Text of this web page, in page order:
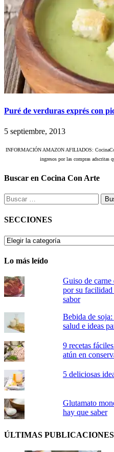
Puré de verduras exprés con
5 septiembre, 2013
INFORMACIÓN AMAZON AFILIADOS:
ingresos por las compras adscritas
Buscar en Cocina Con Arte
Buscar:
SECCIONES
SECCIONES
Lo más leído
Guiso de carne
por su
sabor
Bebida de
salud e ideas
9 recetas
atún en
5 deliciosas
Glutamato
hay que saber
ÚLTIMAS PUBLICACIONES